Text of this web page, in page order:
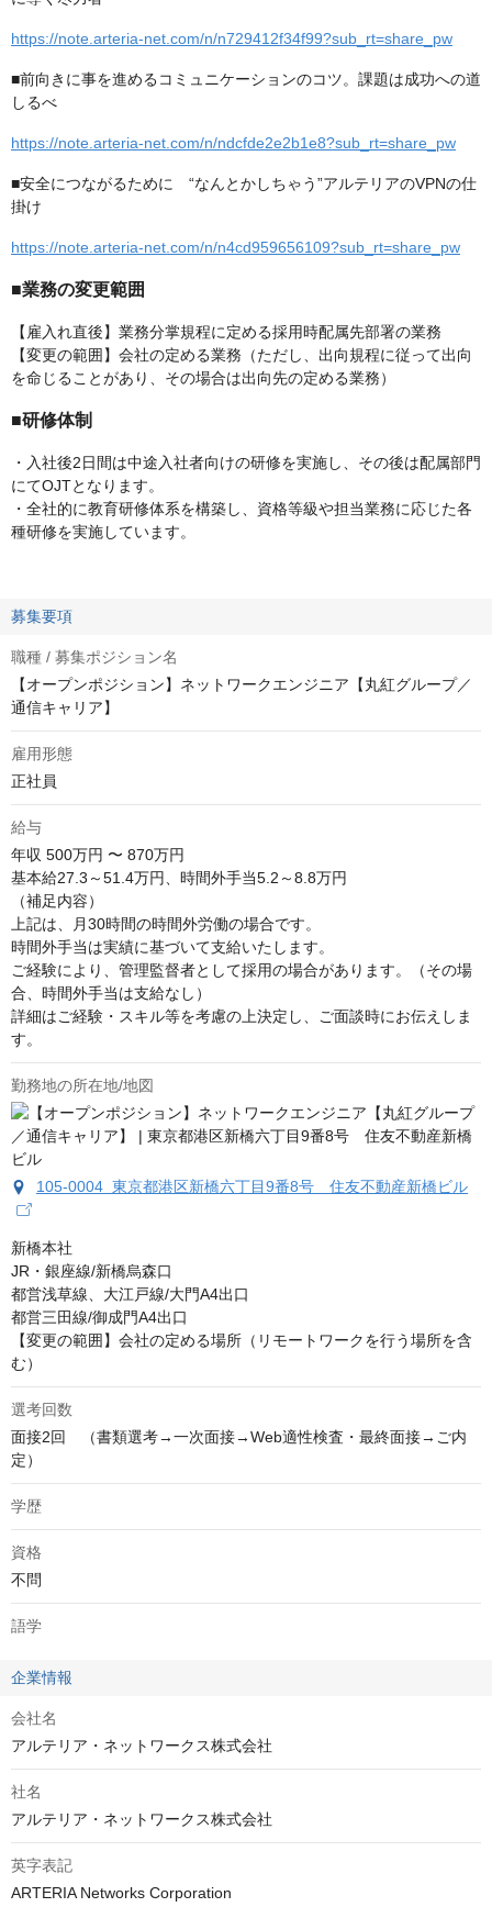
https://note.arteria-net.com/n/n729412f34f99?sub_rt=share_pw
■前向きに事を進めるコミュニケーションのコツ。課題は成功への道
しるべ
https://note.arteria-net.com/n/ndcfde2e2b1e8?sub_rt=share_pw
■安全につながるために “なんとかしちゃう”アルテリアのVPNの仕
掛け
https://note.arteria-net.com/n/n4cd959656109?sub_rt=share_pw
■業務の変更範囲
【雇入れ直後】業務分掌規程に定める採用時配属先部署の業務
【変更の範囲】会社の定める業務（ただし、出向規程に従って出向
を命じることがあり、その場合は出向先の定める業務）
■研修体制
・入社後2日間は中途入社者向けの研修を実施し、その後は配属部門
にてOJTとなります。
・全社的に教育研修体系を構築し、資格等級や担当業務に応じた各
種研修を実施しています。
募集要項
職種 / 募集ポジション名
【オープンポジション】ネットワークエンジニア【丸紅グループ／
通信キャリア】
雇用形態
正社員
給与
年収 500万円 〜 870万円
基本給27.3～51.4万円、時間外手当5.2～8.8万円
（補足内容）
上記は、月30時間の時間外労働の場合です。
時間外手当は実績に基づいて支給いたします。
ご経験により、管理監督者として採用の場合があります。（その場
合、時間外手当は支給なし）
詳細はご経験・スキル等を考慮の上決定し、ご面談時にお伝えしま
す。
勤務地の所在地/地図
105-0004 東京都港区新橋六丁目9番8号 住友不動産新橋ビル
新橋本社
JR・銀座線/新橋烏森口
都営浅草線、大江戸線/大門A4出口
都営三田線/御成門A4出口
【変更の範囲】会社の定める場所（リモートワークを行う場所を含
む）
選考回数
面接2回　（書類選考→一次面接→Web適性検査・最終面接→ご内
定）
学歴
資格
不問
語学
企業情報
会社名
アルテリア・ネットワークス株式会社
社名
アルテリア・ネットワークス株式会社
英字表記
ARTERIA Networks Corporation